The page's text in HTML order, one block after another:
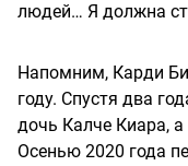
людей… Я должна
Напомним, Карди
году. Спустя два
дочь Калче Киара,
Осенью 2020 года